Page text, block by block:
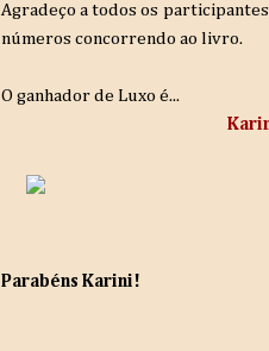
Agradeço a todos os
números concorrendo ao livro.
O ganhador de Luxo é...
Parabéns Karini!